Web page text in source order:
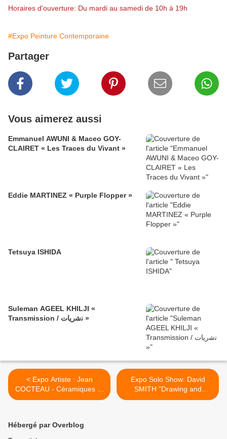
Horaires d'ouverture: Du mardi au samedi de 10h à 19h
#Expo Peinture Contemporaine
Partager
Vous aimerez aussi
Emmanuel AWUNI & Maceo GOY-
CLAIRET « Les Traces du Vivant »
Eddie MARTINEZ « Purple Flopper »
Tetsuya ISHIDA
Suleman AGEEL KHILJI «
Transmission / ﻧﺷرﯾﺎت »
< Expo Artiste : Jean
COCTEAU - Céramiques et
Dessins -
Expo Solo Show: David
SMITH "Drawing and
Sculpture: Acting in Space"
Hébergé par Overblog